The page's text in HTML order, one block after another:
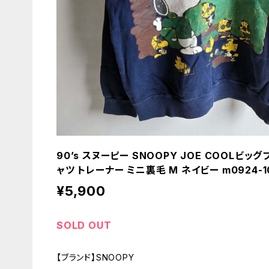
90’s スヌーピー SNOOPY JOE COOLビッグ
ャツ トレーナー ミニ裏毛 M ネイビー m0924-
¥5,900
SOLD OUT
【ブランド】SNOOPY